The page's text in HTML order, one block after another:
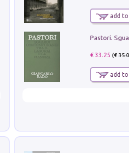
add
€ 33.25 (€
add